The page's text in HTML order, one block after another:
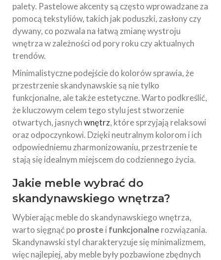
palety. Pastelowe akcenty są często wprowadzane za
pomocą tekstyliów, takich jak poduszki, zasłony czy
dywany, co pozwala na łatwą zmianę wystroju
wnętrza w zależności od pory roku czy aktualnych
trendów.
Minimalistyczne podejście do kolorów sprawia, że
przestrzenie skandynawskie są nie tylko
funkcjonalne, ale także estetyczne. Warto podkreślić,
że kluczowym celem tego stylu jest stworzenie
otwartych, jasnychwnętrz, które sprzyjają relaksowi
oraz odpoczynkowi. Dzięki neutralnym kolorom i ich
odpowiedniemu zharmonizowaniu, przestrzenie te
stają się idealnym miejscem do codziennego życia.
Jakie meble wybrać do
skandynawskiego wnętrza?
Wybierając meble do skandynawskiego wnętrza,
warto sięgnąć po proste i funkcjonalne rozwiązania.
Skandynawski styl charakteryzuje się minimalizmem,
więc najlepiej, aby meble były pozbawione zbędnych